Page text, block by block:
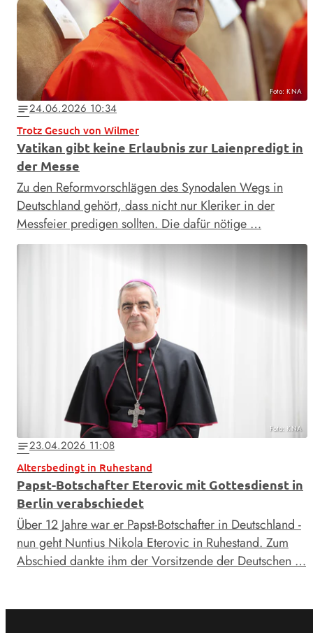
Foto: KNA
notes24.06.2026 10:34
Trotz Gesuch von Wilmer
Vatikan gibt keine Erlaubnis zur Laienpredigt in
der Messe
Zu den Reformvorschlägen des Synodalen Wegs in
Deutschland gehört, dass nicht nur Kleriker in der
Messfeier predigen sollten. Die dafür nötige …
Foto: KNA
notes23.04.2026 11:08
Altersbedingt in Ruhestand
Papst-Botschafter Eterovic mit Gottesdienst in
Berlin verabschiedet
Über 12 Jahre war er Papst-Botschafter in Deutschland -
nun geht Nuntius Nikola Eterovic in Ruhestand. Zum
Abschied dankte ihm der Vorsitzende der Deutschen …